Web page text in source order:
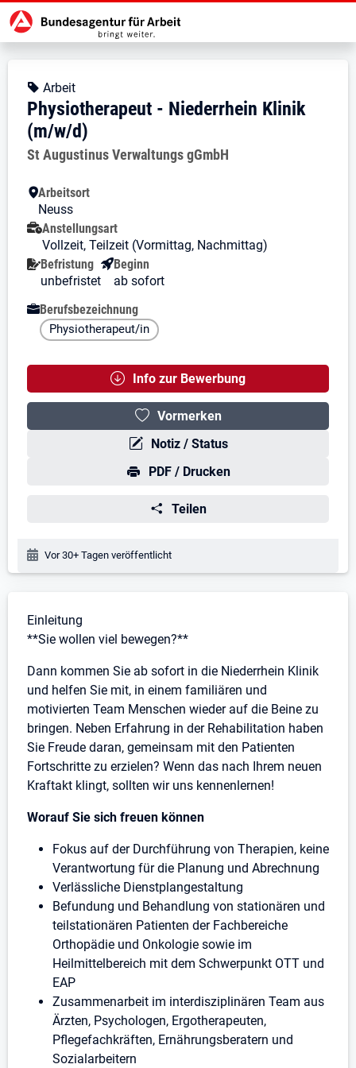
Zur Jobsuche Startseite
Stellendetails zu:
Physiotherapeut -
Physiotherapeut - Niederrhein
Kopfbereich
Angebotsart:
Arbeit
Physiotherapeut - Niederrhein Klinik
(m/w/d)
Arbeitgeber:
St Augustinus Verwaltungs gGmbH
Besondere Merkmale
Arbeitsort
Neuss
Anstellungsart
Vollzeit, Teilzeit (Vormittag, Nachmittag)
Befristung
unbefristet
Beginn
ab sofort
Berufsbezeichnung
Physiotherapeut/in
Info zur Bewerbung
Vormerken
Notiz / Status
PDF / Drucken
Teilen
Veröffentlichungsdatum:
Vor 30+ Tagen veröffentlicht
Stellenbeschreibung
Einleitung
**Sie wollen viel bewegen?**
Dann kommen Sie ab sofort in die Niederrhein Klinik
und helfen Sie mit, in einem familiären und
motivierten Team Menschen wieder auf die Beine zu
bringen. Neben Erfahrung in der Rehabilitation haben
Sie Freude daran, gemeinsam mit den Patienten
Fortschritte zu erzielen? Wenn das nach Ihrem neuen
Kraftakt klingt, sollten wir uns kennenlernen!
Worauf Sie sich freuen können
Fokus auf der Durchführung von Therapien, keine
Verantwortung für die Planung und Abrechnung
Verlässliche Dienstplangestaltung
Befundung und Behandlung von stationären und
teilstationären Patienten der Fachbereiche
Orthopädie und Onkologie sowie im
Heilmittelbereich mit dem Schwerpunkt OTT und
EAP
Zusammenarbeit im interdisziplinären Team aus
Ärzten, Psychologen, Ergotherapeuten,
Pflegefachkräften, Ernährungsberatern und
Sozialarbeitern